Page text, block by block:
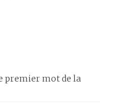
premier mot de la